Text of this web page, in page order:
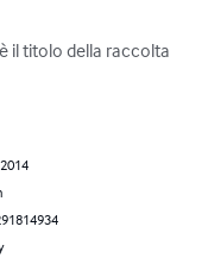
è il titolo della raccolta